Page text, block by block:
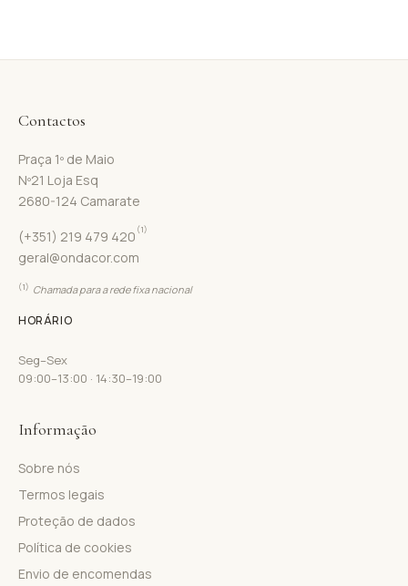
Contactos
Praça 1º de Maio
Nº21 Loja Esq
2680-124 Camarate
(+351) 219 479 420 (1)
geral@ondacor.com
(1) Chamada para a rede fixa nacional
HORÁRIO
Seg–Sex
09:00–13:00 · 14:30–19:00
Informação
Sobre nós
Termos legais
Proteção de dados
Política de cookies
Envio de encomendas